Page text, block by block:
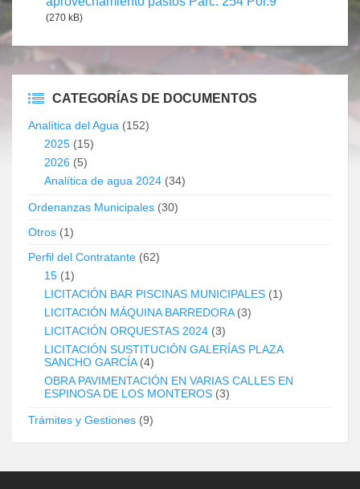
(270 kB)
CATEGORÍAS DE DOCUMENTOS
Analítica del Agua (152)
2025 (15)
2026 (5)
Analítica de agua 2024 (34)
Ordenanzas Municipales (30)
Otros (1)
Perfil del Contratante (62)
15 (1)
LICITACIÓN BAR PISCINAS MUNICIPALES (1)
LICITACIÓN MÁQUINA BARREDORA(3)
LICITACIÓN ORQUESTAS 2024 (3)
LICITACIÓN SUSTITUCIÓN GALERÍAS PLAZA
SANCHO GARCÍA(4)
OBRA PAVIMENTACIÓN EN VARIAS CALLES EN
ESPINOSA DE LOS MONTEROS (3)
Trámites y Gestiones (9)